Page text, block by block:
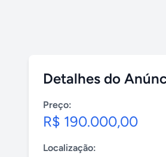
Detalhes do
Preço:
R$ 190.000,00
Localização: